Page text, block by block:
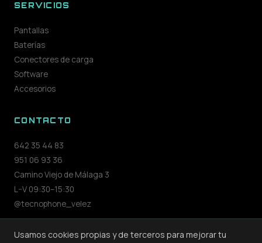
SERVICIOS
Pantallas
Baterías
Conectores de carga
Software
Accesorios
CONTACTO
642 35 44 83
951 06 93 36
Camino Viejo de Málaga 3
L–V 09:30–15:30
@tecnophone_velez
Usamos cookies propias y de terceros para mejorar tu